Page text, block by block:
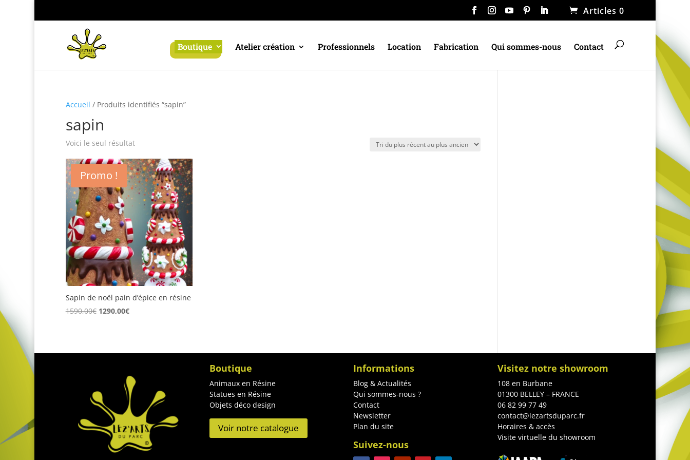
Articles 0
Boutique Atelier création Professionnels Location Fabrication Qui sommes-nous Contact
Accueil / Produits identifiés “sapin”
sapin
Voici le seul résultat
Promo !
Sapin de noël pain d’épice en résine
1590,00€ Le
1290,00€Le
Boutique
Animaux en Résine
Statues en Résine
Objets déco design
Voir notre catalogue
Informations
Blog & Actualités
Qui sommes-nous ?
Contact
Newsletter
Plan du site
Suivez-nous
Visitez notre showroom
108 en Burbane
01300 BELLEY – FRANCE
06 82 99 77 49
contact@lezartsduparc.fr
Horaires & accès
Visite virtuelle du showroom